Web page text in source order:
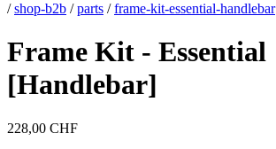
/ shop-b2b / parts / frame-kit-essential-handlebar
Frame Kit - Essential
[Handlebar]
228,00 CHF